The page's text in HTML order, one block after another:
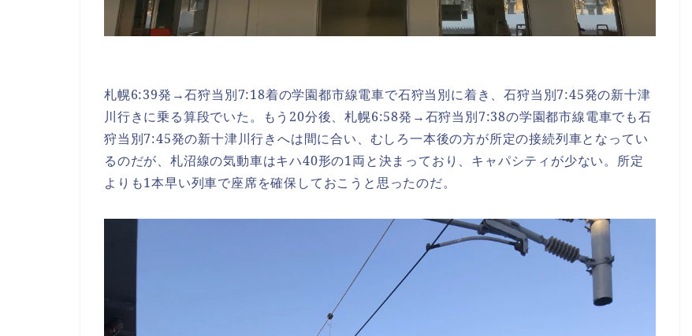
札幌6:39発→石狩当別7:18着の学園都市線電車で石狩当別に着き、石狩当別7:45発の新十津
川行きに乗る算段でいた。もう20分後、札幌6:58発→石狩当別7:38の学園都市線電車でも石
狩当別7:45発の新十津川行きへは間に合い、むしろ一本後の方が所定の接続列車となってい
るのだが、札沼線の気動車はキハ40形の1両と決まっており、キャパシティが少ない。所定
よりも1本早い列車で座席を確保しておこうと思ったのだ。